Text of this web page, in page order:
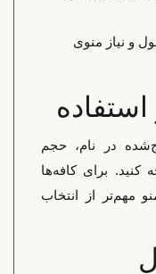
نیاز منوی
در نام، حجم
برای کافه‌ها
مهم‌تر از انتخاب